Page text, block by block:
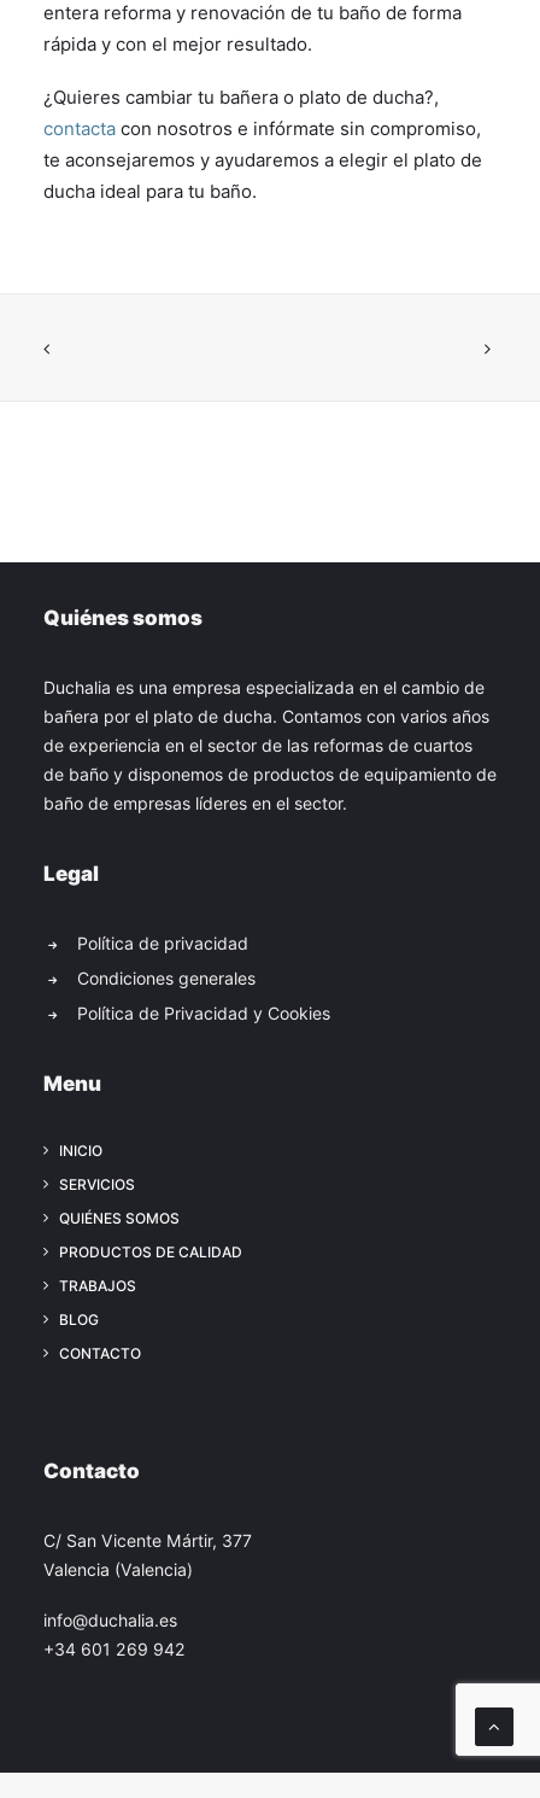
entera reforma y renovación de tu baño de forma
rápida y con el mejor resultado.
¿Quieres cambiar tu bañera o plato de ducha?,
contacta con nosotros e infórmate sin compromiso,
te aconsejaremos y ayudaremos a elegir el plato de
ducha ideal para tu baño.
Quiénes somos
Duchalia es una empresa especializada en el cambio de
bañera por el plato de ducha. Contamos con varios años
de experiencia en el sector de las reformas de cuartos
de baño y disponemos de productos de equipamiento de
baño de empresas líderes en el sector.
Legal
Política de privacidad
Condiciones generales
Política de Privacidad y Cookies
Menu
INICIO
SERVICIOS
QUIÉNES SOMOS
PRODUCTOS DE CALIDAD
TRABAJOS
BLOG
CONTACTO
Contacto
C/ San Vicente Mártir, 377
Valencia (Valencia)
info@duchalia.es
+34 601 269 942